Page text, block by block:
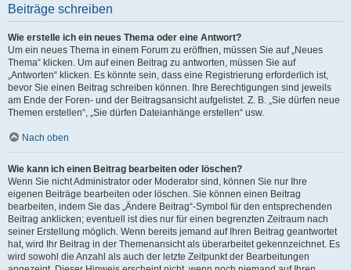
Beiträge schreiben
Wie erstelle ich ein neues Thema oder eine Antwort?
Um ein neues Thema in einem Forum zu eröffnen, müssen Sie auf „Neues
Thema“ klicken. Um auf einen Beitrag zu antworten, müssen Sie auf
„Antworten“ klicken. Es könnte sein, dass eine Registrierung erforderlich ist,
bevor Sie einen Beitrag schreiben können. Ihre Berechtigungen sind jeweils
am Ende der Foren- und der Beitragsansicht aufgelistet. Z. B. „Sie dürfen neue
Themen erstellen“, „Sie dürfen Dateianhänge erstellen“ usw.
Nach oben
Wie kann ich einen Beitrag bearbeiten oder löschen?
Wenn Sie nicht Administrator oder Moderator sind, können Sie nur Ihre
eigenen Beiträge bearbeiten oder löschen. Sie können einen Beitrag
bearbeiten, indem Sie das „Ändere Beitrag“-Symbol für den entsprechenden
Beitrag anklicken; eventuell ist dies nur für einen begrenzten Zeitraum nach
seiner Erstellung möglich. Wenn bereits jemand auf Ihren Beitrag geantwortet
hat, wird Ihr Beitrag in der Themenansicht als überarbeitet gekennzeichnet. Es
wird sowohl die Anzahl als auch der letzte Zeitpunkt der Bearbeitungen